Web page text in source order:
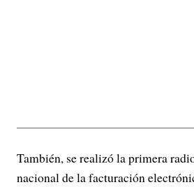
También, se realizó la primera
nacional de la facturación